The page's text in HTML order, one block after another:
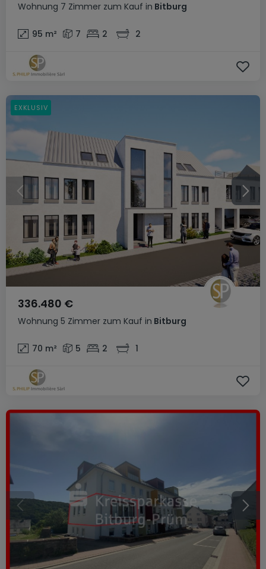
Wohnung 7 Zimmer zum Kauf in Bitburg
95 m² 7 2 2
Wohnung 5 Zimmer zum Kauf in Bitburg
336.480 €
70 m² 5 2 1
EXKLUSIV